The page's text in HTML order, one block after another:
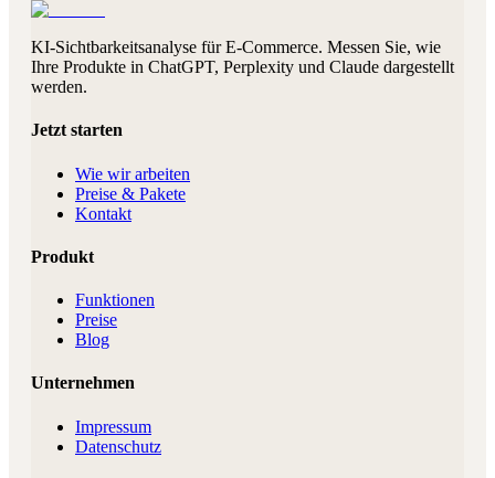
KI-Sichtbarkeitsanalyse für E-Commerce. Messen Sie, wie
Ihre Produkte in ChatGPT, Perplexity und Claude dargestellt
werden.
Jetzt starten
Wie wir arbeiten
Preise & Pakete
Kontakt
Produkt
Funktionen
Preise
Blog
Unternehmen
Impressum
Datenschutz